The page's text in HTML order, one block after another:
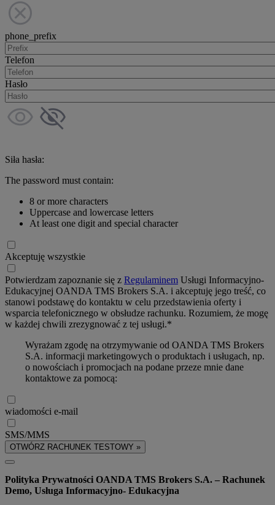
phone_prefix
Telefon
Hasło
Siła hasła:
The password must contain:
8 or more characters
Uppercase and lowercase letters
At least one digit and special character
Akceptuję wszystkie
Potwierdzam zapoznanie się z Regulaminem Usługi Informacyjno-
Edukacyjnej OANDA TMS Brokers S.A. i akceptuję jego treść, co
stanowi podstawę do kontaktu w celu przedstawienia oferty i
wsparcia telefonicznego w obsłudze rachunku. Rozumiem, że mogę
w każdej chwili zrezygnować z tej usługi.*
Wyrażam zgodę na otrzymywanie od OANDA TMS Brokers
S.A. informacji marketingowych o produktach i usługach, np.
o nowościach i promocjach na podane przeze mnie dane
kontaktowe za pomocą:
wiadomości e-mail
SMS/MMS
OTWÓRZ RACHUNEK TESTOWY »
Polityka Prywatności OANDA TMS Brokers S.A. – Rachunek
Demo, Usługa Informacyjno- Edukacyjna